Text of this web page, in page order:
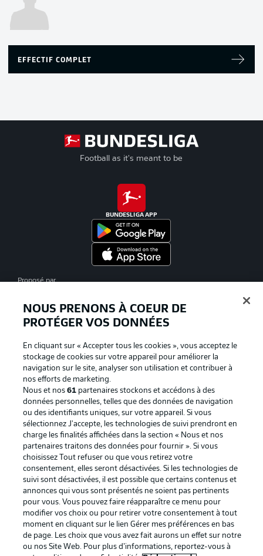
EFFECTIF COMPLET
Football as it's meant to be
BUNDESLIGA APP
Proposé par
La publicité Conditions d’utilisation des
services
Mentions Légales Gérer mes préférences
Déclaration de
confidentialité
Diffuseurs
Travaux Contact
Joueurs
NOUS PRENONS À COEUR DE
PROTÉGER VOS DONNÉES
En cliquant sur « Accepter tous les cookies », vous acceptez le
stockage de cookies sur votre appareil pour améliorer la
navigation sur le site, analyser son utilisation et contribuer à
nos efforts de marketing.
Nous et nos 61partenaires stockons et accédons à des
données personnelles, telles que des données de navigation
ou des identifiants uniques, sur votre appareil. Si vous
sélectionnez J'accepte, les technologies de suivi prendront en
charge les finalités affichées dans la section « Nous et nos
partenaires traitons des données pour fournir ». Si vous
choisissez Tout refuser ou que vous retirez votre
consentement, elles seront désactivées. Si les technologies de
suivi sont désactivées, il est possible que certains contenus et
annonces qui vous sont présentés ne soient pas pertinents
pour vous. Vous pouvez faire réapparaître ce menu pour
modifier vos choix ou pour retirer votre consentement à tout
moment en cliquant sur le lien Gérer mes préférences en bas
de page. Les choix que vous avez fait aurons un effet sur notre
ou nos Site Web. Pour plus d’informations, reportez-vous à